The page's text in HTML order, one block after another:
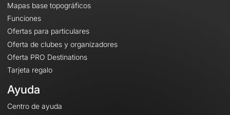
Mapas base topográficos
Funciones
Ofertas para particulares
Oferta de clubes y organizadores
Oferta PRO Destinations
Tarjeta regalo
Ayuda
Centro de ayuda